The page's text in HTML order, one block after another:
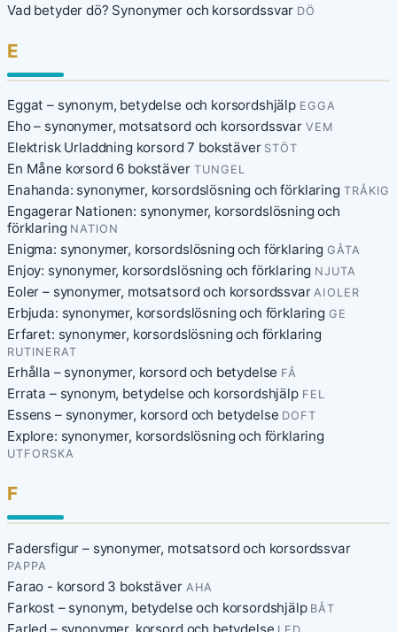
Vad betyder dö? Synonymer och korsordssvar DÖ
E
Eggat – synonym, betydelse och korsordshjälp EGGA
Eho – synonymer, motsatsord och korsordssvar VEM
Elektrisk Urladdning korsord 7 bokstäver STÖT
En Måne korsord 6 bokstäver TUNGEL
Enahanda: synonymer, korsordslösning och förklaring TRÅKIG
Engagerar Nationen: synonymer, korsordslösning och
förklaring NATION
Enigma: synonymer, korsordslösning och förklaring GÅTA
Enjoy: synonymer, korsordslösning och förklaring NJUTA
Eoler – synonymer, motsatsord och korsordssvar AIOLER
Erbjuda: synonymer, korsordslösning och förklaring GE
Erfaret: synonymer, korsordslösning och förklaring
RUTINERAT
Erhålla – synonymer, korsord och betydelse FÅ
Errata – synonym, betydelse och korsordshjälp FEL
Essens – synonymer, korsord och betydelse DOFT
Explore: synonymer, korsordslösning och förklaring
UTFORSKA
F
Fadersfigur – synonymer, motsatsord och korsordssvar
PAPPA
Farao - korsord 3 bokstäver AHA
Farkost – synonym, betydelse och korsordshjälp BÅT
Farled – synonymer, korsord och betydelse